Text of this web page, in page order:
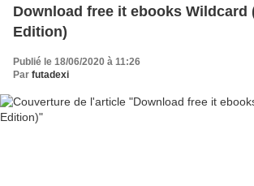
Download free it ebooks Wildcard
Edition)
Publié le 18/06/2020 à 11:26
Par futadexi